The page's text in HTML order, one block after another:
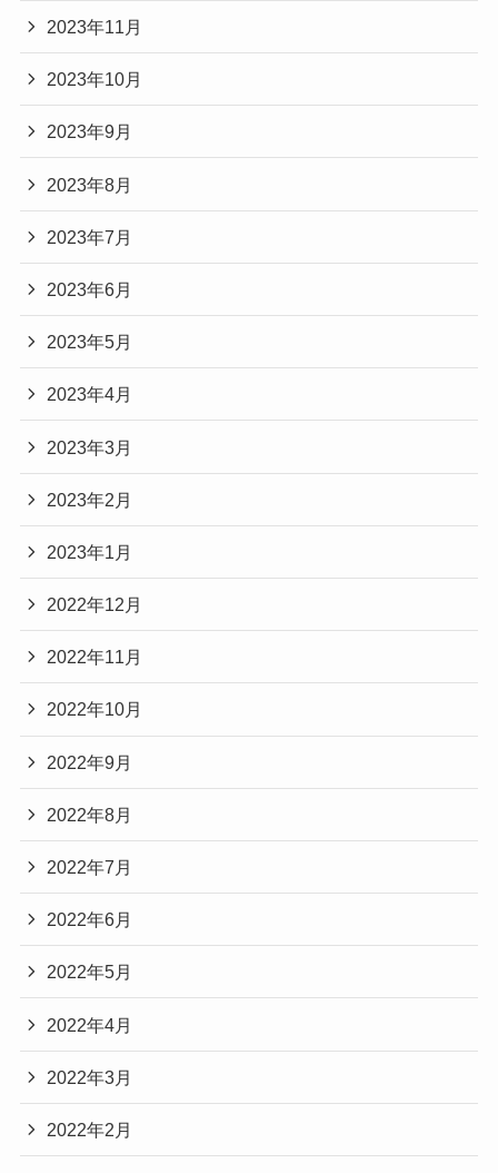
2023年11月
2023年10月
2023年9月
2023年8月
2023年7月
2023年6月
2023年5月
2023年4月
2023年3月
2023年2月
2023年1月
2022年12月
2022年11月
2022年10月
2022年9月
2022年8月
2022年7月
2022年6月
2022年5月
2022年4月
2022年3月
2022年2月